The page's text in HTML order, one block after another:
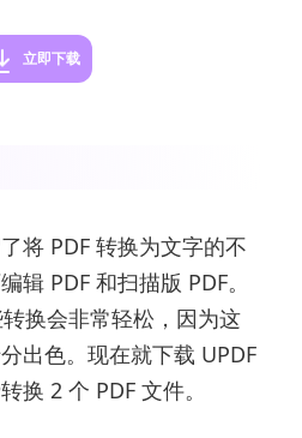
立即下载
将 PDF 转换为文字的不
辑 PDF 和扫描版 PDF。
换会非常轻松，因为这
出色。现在就下载 UPDF
换 2 个 PDF 文件。